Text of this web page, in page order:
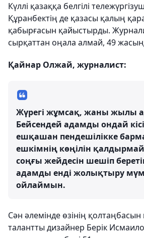
Күллі қазаққа белгілі
Құранбектің де қазасы қалың
қабырғасын қайыстырды.
сырқаттан оңала алмай, 49
Қайнар Олжай, журналист:
Жүрегі жұмсақ, жаны жылы
Бейсендей адамды ондай
ешқашан пендешілікке
ешкімнің көңілін
соңғы жейдесін шешіп
адамды енді жолықтыру
ойлаймын.
Сән әлемінде өзінің
талантты дизайнер Берік